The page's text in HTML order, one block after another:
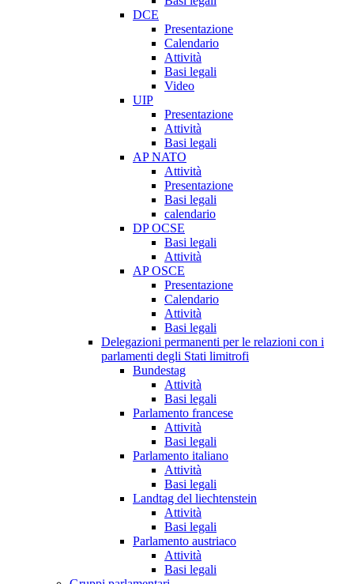
DCE
Presentazione
Calendario
Attività
Basi legali
Video
UIP
Presentazione
Attività
Basi legali
AP NATO
Attività
Presentazione
Basi legali
calendario
DP OCSE
Basi legali
Attività
AP OSCE
Presentazione
Calendario
Attività
Basi legali
Delegazioni permanenti per le relazioni con i
parlamenti degli Stati limitrofi
Bundestag
Attività
Basi legali
Parlamento francese
Attività
Basi legali
Parlamento italiano
Attività
Basi legali
Landtag del liechtenstein
Attività
Basi legali
Parlamento austriaco
Attività
Basi legali